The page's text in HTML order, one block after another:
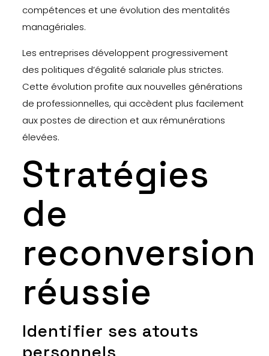
compétences et une évolution des mentalités
managériales.
Les entreprises développent progressivement
des politiques d’égalité salariale plus strictes.
Cette évolution profite aux nouvelles générations
de professionnelles, qui accèdent plus facilement
aux postes de direction et aux rémunérations
élevées.
Stratégies
de
reconversion
réussie
Identifier ses atouts